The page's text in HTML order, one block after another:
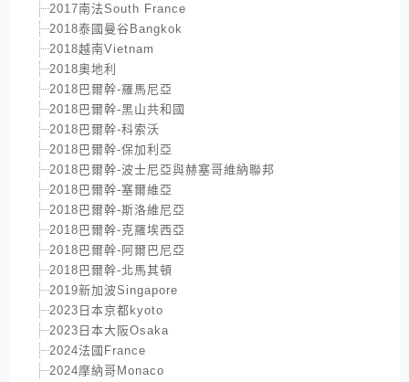
2017南法South France
2018泰國曼谷Bangkok
2018越南Vietnam
2018奧地利
2018巴爾幹-羅馬尼亞
2018巴爾幹-黑山共和國
2018巴爾幹-科索沃
2018巴爾幹-保加利亞
2018巴爾幹-波士尼亞與赫塞哥維納聯邦
2018巴爾幹-塞爾維亞
2018巴爾幹-斯洛維尼亞
2018巴爾幹-克羅埃西亞
2018巴爾幹-阿爾巴尼亞
2018巴爾幹-北馬其頓
2019新加波Singapore
2023日本京都kyoto
2023日本大阪Osaka
2024法國France
2024摩納哥Monaco